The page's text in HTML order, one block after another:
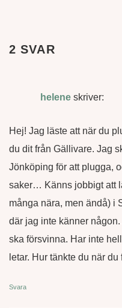
2 SVAR
helene skriver:
Hej! Jag läste att när du
du dit från Gällivare. Jag
Jönköping för att plugga,
saker… Känns jobbigt att
många nära, men ändå) i
där jag inte känner
ska försvinna. Har inte
letar. Hur tänkte du när
Svara